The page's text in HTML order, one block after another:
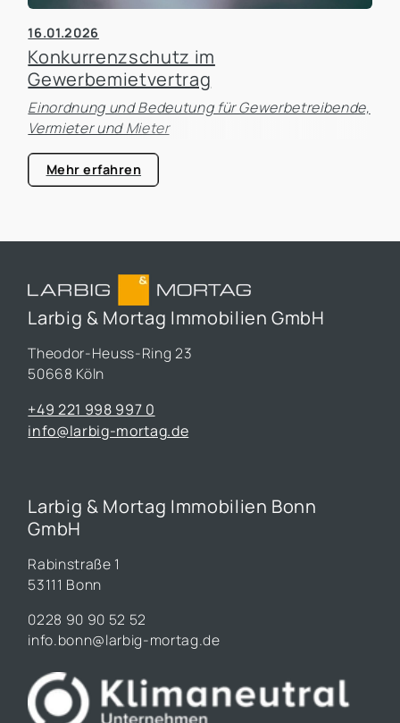
16.01.2026
Konkurrenzschutz im
Gewerbemietvertrag
Einordnung und Bedeutung für Gewerbetreibende,
Vermieter und Mieter
Mehr erfahren
Larbig & Mortag Immobilien GmbH
Theodor-Heuss-Ring 23
50668 Köln
+49 221 998 997 0
info@larbig-mortag.de
Larbig & Mortag Immobilien Bonn
GmbH
Rabinstraße 1
53111 Bonn
0228 90 90 52 52
info.bonn@larbig-mortag.de